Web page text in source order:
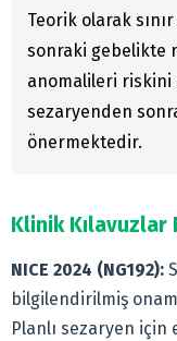
Teorik olarak
sonraki gebelikte
anomalileri riskini
sezaryenden
önermektedir.
Klinik Kılavuzlar
NICE 2024 (NG192):
bilgilendirilmiş
Planlı sezaryen için